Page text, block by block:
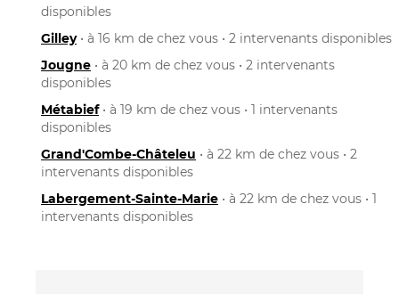
disponibles
Gilley• à 16 km de chez vous • 2 intervenants disponibles
Jougne • à 20 km de chez vous • 2 intervenants
disponibles
Métabief• à 19 km de chez vous • 1 intervenants
disponibles
Grand'Combe-Châteleu • à 22 km de chez vous • 2
intervenants disponibles
Labergement-Sainte-Marie • à 22 km de chez vous • 1
intervenants disponibles